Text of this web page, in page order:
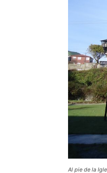
Al pie de la